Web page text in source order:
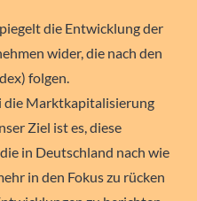
die Entwicklung der
wider, die nach den
folgen.
die Marktkapitalisierung
Ziel ist es, diese
in Deutschland nach wie
in den Fokus zu rücken